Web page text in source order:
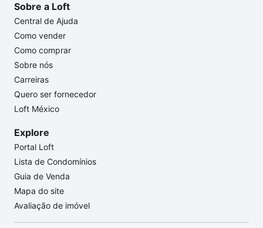
Sobre a Loft
Central de Ajuda
Como vender
Como comprar
Sobre nós
Carreiras
Quero ser fornecedor
Loft México
Explore
Portal Loft
Lista de Condomínios
Guia de Venda
Mapa do site
Avaliação de imóvel